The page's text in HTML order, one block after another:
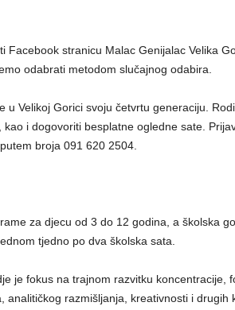
Facebook stranicu Malac Genijalac Velika
odabrati metodom slučajnog odabira.
u Velikoj Gorici svoju četvrtu generaciju.
i dogovoriti besplatne ogledne sate.
broja 091 620 2504.
za djecu od 3 do 12 godina, a školska
tjedno po dva školska sata.
je fokus na trajnom razvitku koncentracije,
analitičkog razmišljanja, kreativnosti i drugih